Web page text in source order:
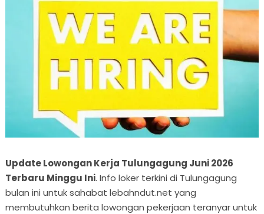
Update Lowongan Kerja Tulungagung Juni 2026
Terbaru Minggu Ini. Info loker terkini di Tulungagung
bulan ini untuk sahabat lebahndut.net yang
membutuhkan berita lowongan pekerjaan teranyar untuk